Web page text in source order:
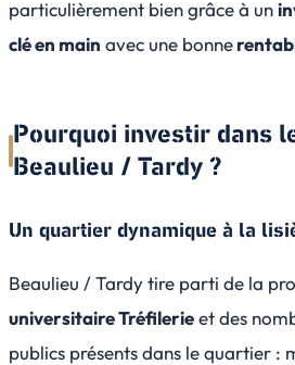
particulièrement bien grâce à un
clé en main avec une bonne
Pourquoi investir dans
Beaulieu / Tardy ?
Un quartier dynamique à la
Beaulieu / Tardy tire parti de la
universitaire Tréfilerieet des
publics présents dans le quartier :